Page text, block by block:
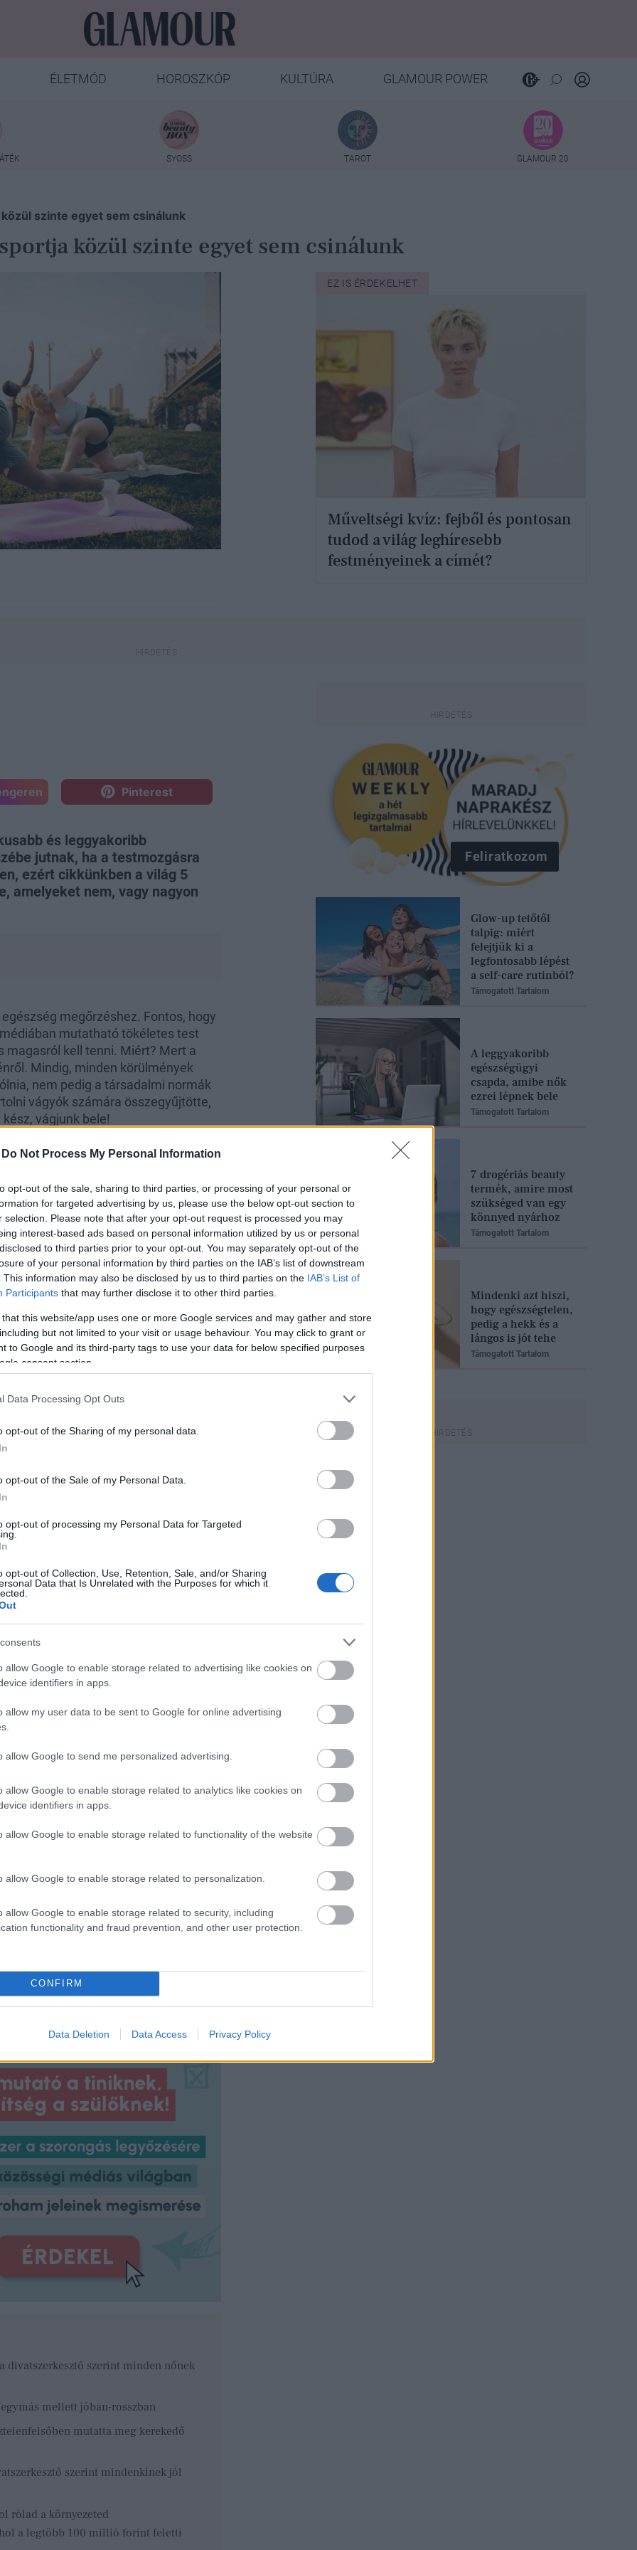
Do Not Process My Personal Information
opt-out of the sale, sharing to third parties, or processing of your personal or
for targeted advertising by us, please use the below opt-out section to
selection. Please note that after your opt-out request is processed you may
interest-based ads based on personal information utilized by us or personal
to third parties prior to your opt-out. You may separately opt-out of the
of your personal information by third parties on the IAB’s list of downstream
This information may also be disclosed by us to third parties on the IAB’s List of
Participants that may further disclose it to other third parties.
that this website/app uses one or more Google services and may gather and store
but not limited to your visit or usage behaviour. You may click to grant or
to Google and its third-party tags to use your data for below specified purposes
consent section.
Data Processing Opt Outs
opt-out of the Sharing of my personal data.
opt-out of the Sale of my Personal Data.
opt-out of processing my Personal Data for Targeted
opt-out of Collection, Use, Retention, Sale, and/or Sharing
Data that Is Unrelated with the Purposes for which it
allow Google to enable storage related to advertising like cookies on
identifiers in apps.
allow my user data to be sent to Google for online advertising
allow Google to send me personalized advertising.
allow Google to enable storage related to analytics like cookies on
identifiers in apps.
allow Google to enable storage related to functionality of the website
allow Google to enable storage related to personalization.
allow Google to enable storage related to security, including
functionality and fraud prevention, and other user protection.
CONFIRM
Data Deletion Data Access Privacy Policy
ÉLETMÓD HOROSZKÓP KULTÚRA GLAMOUR POWER
SYOSS TAROT GLAMOUR 20
szinte egyet sem csinálunk
közül szinte egyet sem csinálunk
EZ IS ÉRDEKELHET
Műveltségi kvíz: fejből és pontosan
tudod a világ leghíresebb
festményeinek a címét?
Pinterest
és leggyakoribb
jutnak, ha a testmozgásra
ezért cikkünkben a világ 5
amelyeket nem, vagy nagyon
megőrzéshez. Fontos, hogy
mutatható tökéletes test
magasról kell tenni. Miért? Mert a
Mindig, minden körülmények
nem pedig a társadalmi normák
vágyók számára összegyűjtötte,
vágjunk bele!
mozgásforma! Ennek oka, hogy
kíméletes az ízületekhez, így
is tökéletes. A legjobb az, hogy a
nagyobb!
amely az ellazító mozdulatoknak
Azt gondoltad, hogy a harcművészet
ráadásul az
előnye, hogy minél
el a testmozgás közben. Így az
a testét, valamint megtartani a
Ez történik veled, ha jó
ideig nem nyúlsz a
a fejed, vagy, hogy beépíts
teszed! Egyáltalán nem
is bekerült az öt
tesz az immunrendszerednek és a
művel a testtel.
szól, amely kiváló az inkontinencia
életre is pozitív hatással lehet,
intenzitásának növelésére is
divatszerkesztő szerint minden nőnek
mellett jóban-rosszban
mutatta meg kerekedő
szerint mindenkinek jól
rólad a környezeted
a legtöbb 100 millió forint feletti
Feliratkozom
Glow-up tetőtől
talpig: miért
felejtjük ki a
legfontosabb lépést
a self-care rutinból?
Támogatott Tartalom
A leggyakoribb
egészségügyi
csapda, amibe nők
ezrei lépnek bele
Támogatott Tartalom
7 drogériás beauty
termék, amire most
szükséged van egy
könnyed nyárhoz
Támogatott Tartalom
Mindenki azt hiszi,
hogy egészségtelen,
pedig a hekk és a
lángos is jót tehe
Támogatott Tartalom